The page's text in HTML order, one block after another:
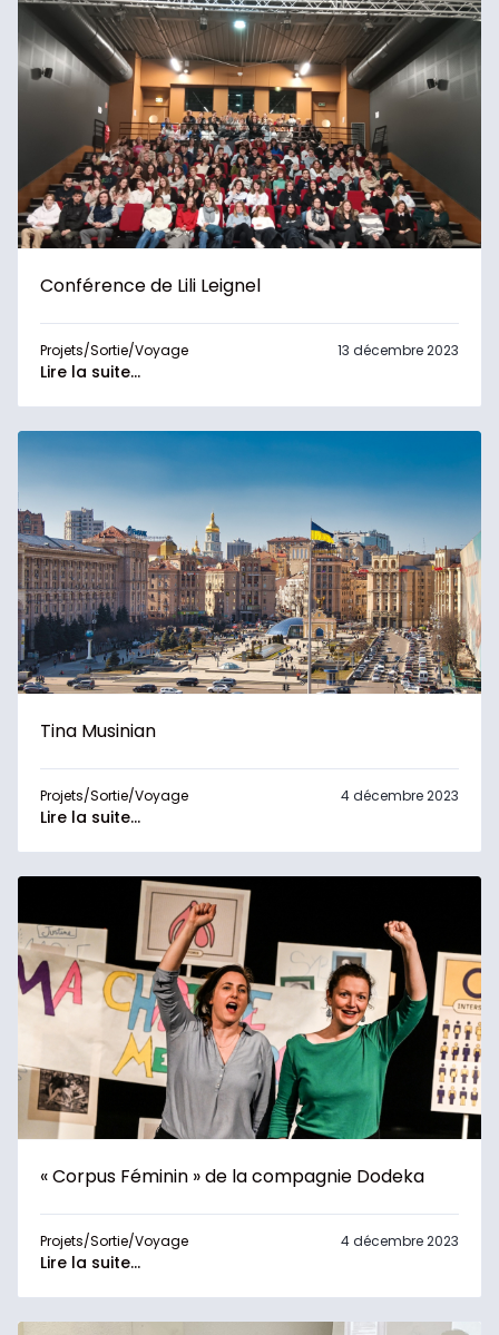
Conférence de Lili Leignel
Projets/Sortie/Voyage 13 décembre 2023
Lire la suite...
Tina Musinian
Projets/Sortie/Voyage 4 décembre 2023
Lire la suite...
« Corpus Féminin » de la compagnie Dodeka
Projets/Sortie/Voyage 4 décembre 2023
Lire la suite...